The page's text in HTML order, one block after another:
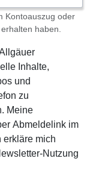
Kontoauszug oder
haben.
Inhalte,
und
zu
Meine
Abmeldelink im
erkläre mich
Nutzung